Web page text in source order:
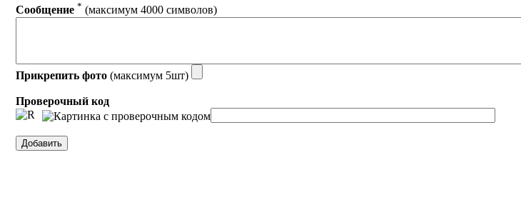
Сообщение * (максимум 4000 символов)
Прикрепить фото (максимум 5шт)
Проверочный код